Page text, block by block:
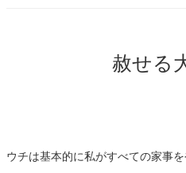
赦せる
ウチは基本的に私がすべての家事を